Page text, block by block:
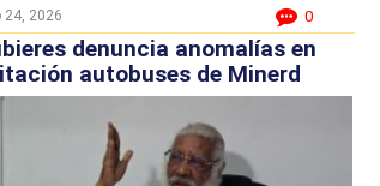
24, 2026 0
denuncia anomalías en
autobuses de Minerd